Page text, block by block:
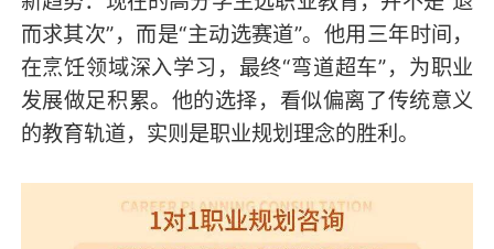
而求其次”，而是“主动选赛道”。他用三年时间，
在烹饪领域深入学习，最终“弯道超车”，为职业
发展做足积累。他的选择，看似偏离了传统意义
的教育轨道，实则是职业规划理念的胜利。